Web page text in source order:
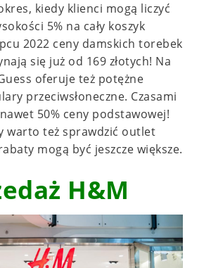
kiedy klienci mogą liczyć
5% na cały koszyk
2022 ceny damskich torebek
się już od 169 złotych! Na
oferuje też potężne
przeciwsłoneczne. Czasami
50% ceny podstawowej!
warto też sprawdzić outlet
mogą być jeszcze większe.
H&M